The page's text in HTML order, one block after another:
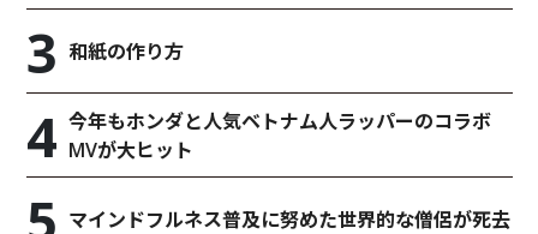
和紙の作り方
今年もホンダと人気ベトナム人ラッパーのコラボ
MVが大ヒット
マインドフルネス普及に努めた世界的な僧侶が死去